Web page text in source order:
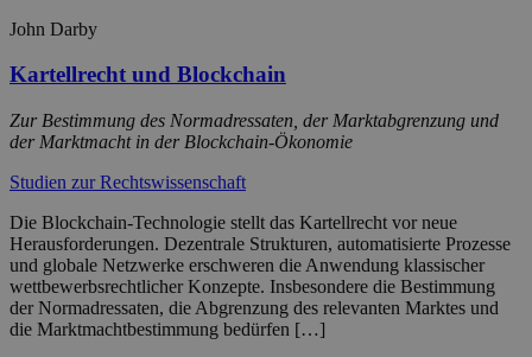
John Darby
Kartellrecht und Blockchain
Zur Bestimmung des Normadressaten, der Marktabgrenzung und
der Marktmacht in der Blockchain-Ökonomie
Studien zur Rechtswissenschaft
Die Blockchain-Technologie stellt das Kartellrecht vor neue
Herausforderungen. Dezentrale Strukturen, automatisierte Prozesse
und globale Netzwerke erschweren die Anwendung klassischer
wettbewerbsrechtlicher Konzepte. Insbesondere die Bestimmung
der Normadressaten, die Abgrenzung des relevanten Marktes und
die Marktmachtbestimmung bedürfen […]